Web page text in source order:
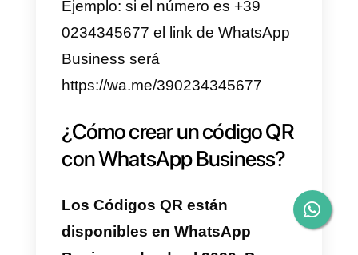
2) Las API de WhatsApp
grandes o en crecimiento. Esta
versión ofrece funciones
avanzadas y únicas, optimizadas
para el ambiente empresarial y